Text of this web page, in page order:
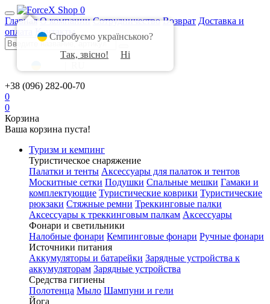
0
Главная О компании Сотрудничество Возврат Доставка и
оплата
Контакты
+38 (096) 282-00-70
0
0
Корзина
Ваша корзина пуста!
Туризм и кемпинг
Туристическое снаряжение
Палатки и тенты Аксессуары для палаток и тентов
Москитные сетки Подушки Спальные мешки Гамаки и
комплектующие Туристические коврики Туристические
рюкзаки Стяжные ремни Треккинговые палки
Аксессуары к треккинговым палкам Аксессуары
Фонари и светильники
Налобные фонари Кемпинговые фонари Ручные фонари
Источники питания
Аккумуляторы и батарейки Зарядные устройства к
аккумуляторам Зарядные устройства
Средства гигиены
Полотенца Мыло Шампуни и гели
Йога
Спробуємо українською?
Так, звісно!
Ні